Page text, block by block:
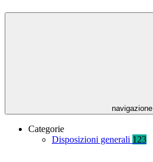
navigazione
Categorie
Disposizioni generali 123